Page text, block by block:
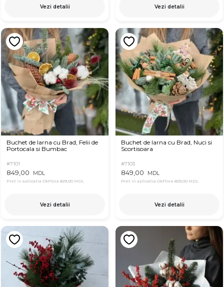
Vezi detalii Vezi detalii
Buchet de Iarna cu Brad, Felii de
Portocala si Bumbac
#7101
849,00 MDL
Pret in aplicatia OkFlora 829,00 MDL
Vezi detalii
Buchet de Iarna cu Brad, Nuci si
Scortisoara
#7103
849,00 MDL
Pret in aplicatia OkFlora 829,00 MDL
Vezi detalii